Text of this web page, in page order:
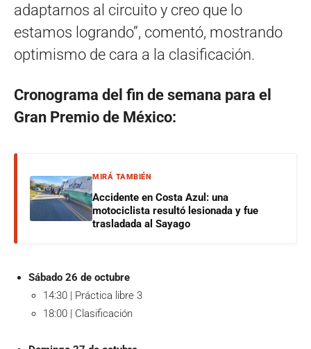
adaptarnos al circuito y creo que lo
estamos logrando”, comentó, mostrando
optimismo de cara a la clasificación.
Cronograma del fin de semana para el
Gran Premio de México:
MIRÁ TAMBIÉN
Accidente en Costa Azul: una
motociclista resultó lesionada y fue
trasladada al Sayago
Sábado 26 de octubre
14:30 | Práctica libre 3
18:00 | Clasificación